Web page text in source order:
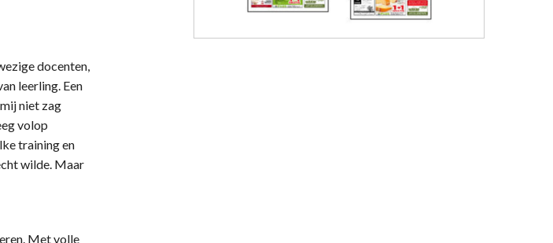
docenten,
leerling. Een
niet zag
volop
training en
wilde. Maar
Met volle